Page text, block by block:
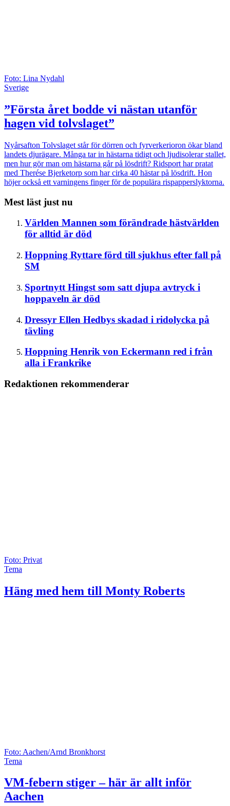
Foto: Lina Nydahl
Sverige
”Första året bodde vi nästan utanför
hagen vid tolvslaget”
Nyårsafton Tolvslaget står för dörren och fyrverkerioron ökar bland
landets djurägare. Många tar in hästarna tidigt och ljudisolerar stallet,
men hur gör man om hästarna går på lösdrift? Ridsport har pratat
med Therése Bjerketorp som har cirka 40 hästar på lösdrift. Hon
höjer också ett varningens finger för de populära rispapperslyktorna.
Mest läst just nu
Världen Mannen som förändrade hästvärlden
för alltid är död
Hoppning Ryttare förd till sjukhus efter fall på
SM
Sportnytt Hingst som satt djupa avtryck i
hoppaveln är död
Dressyr Ellen Hedbys skadad i ridolycka på
tävling
Hoppning Henrik von Eckermann red i från
alla i Frankrike
Redaktionen rekommenderar
Foto: Privat
Tema
Häng med hem till Monty Roberts
Foto: Aachen/Arnd Bronkhorst
Tema
VM-febern stiger – här är allt inför
Aachen